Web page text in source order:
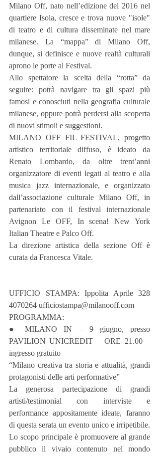
Milano Off, nato nell’edizione del 2016 nel
quartiere Isola, cresce e trova nuove "isole"
di teatro e di cultura disseminate nel mare
milanese. La “mappa” di Milano Off,
dunque, si definisce e nuove realtà culturali
aprono le porte al Festival.
Allo spettatore la scelta della “rotta” da
seguire: potrà navigare tra gli spazi più
famosi e conosciuti nella geografia culturale
milanese, oppure potrà perdersi alla scoperta
di nuovi stimoli e suggestioni.
MILANO OFF FIL FESTIVAL, progetto
artistico territoriale diffuso, è ideato da
Renato Lombardo, da oltre trent’anni
organizzatore di eventi legati al teatro e alla
musica jazz internazionale, e organizzato
dall’associazione culturale Milano Off, in
partenariato con il festival internazionale
Avignon Le OFF, In scena! New York
Italian Theatre e Palco Off.
La direzione artistica della sezione Off è
curata da Francesca Vitale.
UFFICIO STAMPA: Ippolita Aprile 328
4070264 ufficiostampa@milanooff.com
PROGRAMMA:
● MILANO IN – 9 giugno, presso
PAVILION UNICREDIT – ORE 21.00 –
ingresso gratuito
“Milano creativa tra storia e attualità, grandi
protagonisti delle arti performative”
La generosa partecipazione di grandi
artisti/testimonial con interviste e
performance appositamente ideate, faranno
di questa serata un evento unico e irripetibile.
Lo scopo principale è promuovere al grande
pubblico il vivaio contenuto nel mondo